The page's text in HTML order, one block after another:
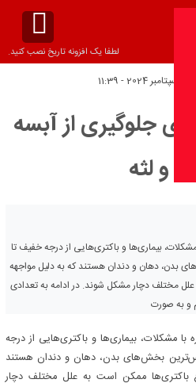
لطفا یک افزونه تاریخ نصب کنید.
برای جلوگیری از آبسه
و لثه
بیماری‌ها و باکتری‌هایی از درجه خفیف تا
دهان و دندان هستند که به دلیل مواجهه
مختلف دچار مشکل شوند. در ادامه به تعدادی
و به صورت
مشکلات، بیماری‌ها و باکتری‌هایی از درجه
بخش‌های بدن، دهان و دندان هستند
باکتری‌ها ممکن است به علل مختلف دچار